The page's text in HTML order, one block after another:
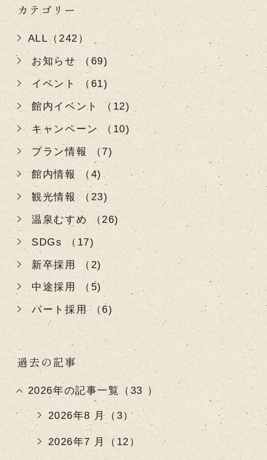
カテゴリー
ALL（242）
お知らせ （69)
イベント （61)
館内イベント （12)
キャンペーン （10)
プラン情報 （7)
館内情報 （4)
観光情報 （23)
温泉むすめ （26)
SDGs （17)
新卒採用 （2)
中途採用 （5)
パート採用 （6)
過去の記事
2026年の記事一覧（33 ）
2026年8 月（3）
2026年7 月（12）